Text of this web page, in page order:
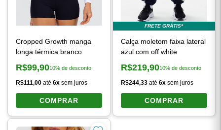
Cropped Growth manga
longa térmica branco
Preço à vista:
R$99,9010% de desconto
R$111,00 até6x sem juros
COMPRAR
FRETE GRÁTIS*
Calça moletom faixa lateral
azul com off white
Preço à vista:
R$219,9010% de desconto
R$244,33 até 6x sem juros
COMPRAR